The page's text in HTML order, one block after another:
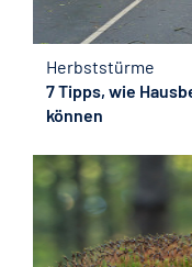
Herbststürme
7 Tipps, wie
können